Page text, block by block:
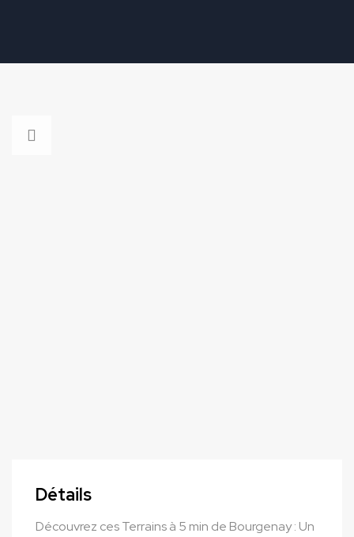
Détails
Découvrez ces Terrains à 5 min de Bourgenay : Un